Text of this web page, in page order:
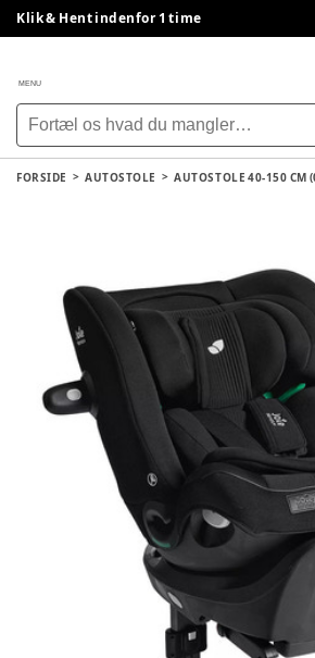
Klik & Hent indenfor 1 time
MENU
FORSIDE AUTOSTOLE AUTOSTOLE 40-150 CM